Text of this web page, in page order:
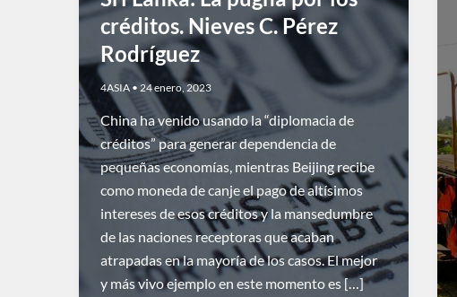
créditos. Nieves C. Pérez
Rodríguez
4ASIA • 24 enero, 2023
China ha venido usando la “diplomacia de
créditos” para generar dependencia de
pequeñas economías, mientras Beijing recibe
como moneda de canje el pago de altísimos
intereses de esos créditos y la mansedumbre
de las naciones receptoras que acaban
atrapadas en la mayoría de los casos. El mejor
y más vivo ejemplo en este momento es […]